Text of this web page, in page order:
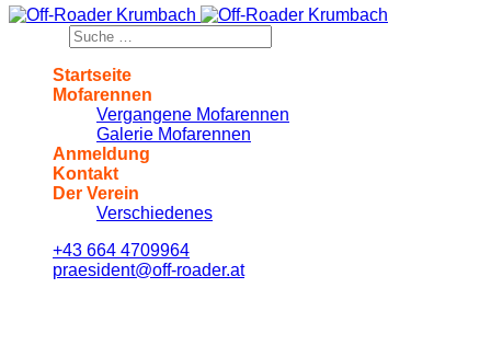
Startseite
Mofarennen
Vergangene Mofarennen
Galerie Mofarennen
Anmeldung
Kontakt
Der Verein
Verschiedenes
+43 664 4709964
praesident@off-roader.at